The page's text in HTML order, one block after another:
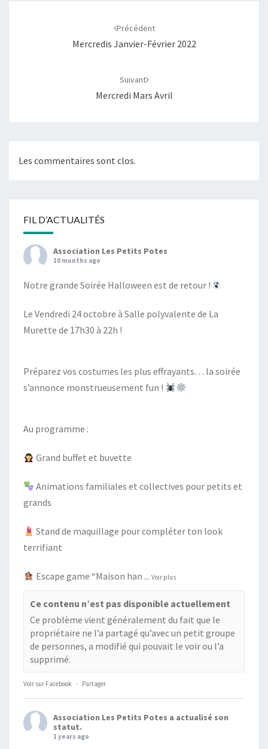
Précédent
Mercredis Janvier-Février 2022
Suivant
Mercredi Mars Avril
Les commentaires sont clos.
FIL D’ACTUALITÉS
Association Les Petits Potes
10 months ago
Notre grande Soirée Halloween est de retour !
Le Vendredi 24 octobre à Salle polyvalente de La
Murette de 17h30 à 22h !
Préparez vos costumes les plus effrayants… la soirée
s’annonce monstrueusement fun !
Au programme :
Grand buffet et buvette
Animations familiales et collectives pour petits et
grands
Stand de maquillage pour compléter ton look
terrifiant
Escape game “Maison han ...Voir plus
Ce contenu n’est pas disponible actuellement
Ce problème vient généralement du fait que le
propriétaire ne l’a partagé qu’avec un petit groupe
de personnes, a modifié qui pouvait le voir ou l’a
supprimé.
Voir sur Facebook · Partager
Association Les Petits Potes a actualisé son
statut.
1 years ago